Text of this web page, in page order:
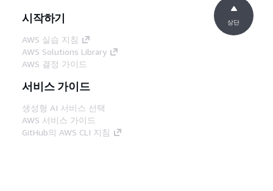
시작하기
AWS 실습 지침
AWS Solutions Library
AWS 결정 가이드
서비스 가이드
생성형 AI 서비스 선택
AWS 서비스 가이드
GitHub의 AWS CLI 지침
상단